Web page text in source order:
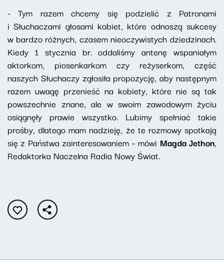
- Tym razem chcemy się podzielić z Patronami
i Słuchaczami głosami kobiet, które odnoszą sukcesy
w bardzo różnych, czasem nieoczywistych dziedzinach.
Kiedy 1 stycznia br. oddaliśmy antenę wspaniałym
aktorkom, piosenkarkom czy reżyserkom, część
naszych Słuchaczy zgłosiła propozycję, aby następnym
razem uwagę przenieść na kobiety, które nie są tak
powszechnie znane, ale w swoim zawodowym życiu
osiągnęły prawie wszystko. Lubimy spełniać takie
prośby, dlatego mam nadzieję, że te rozmowy spotkają
się z Państwa zainteresowaniem – mówi Magda Jethon,
Redaktorka Naczelna Radia Nowy Świat.